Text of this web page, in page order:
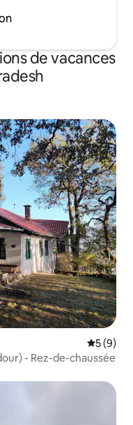
de vacances
Note
5 (9)
- Rez-de-chaussée